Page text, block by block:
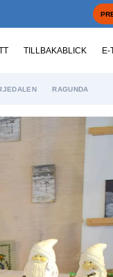
TILLBAKABLICK E-
RAGUNDA